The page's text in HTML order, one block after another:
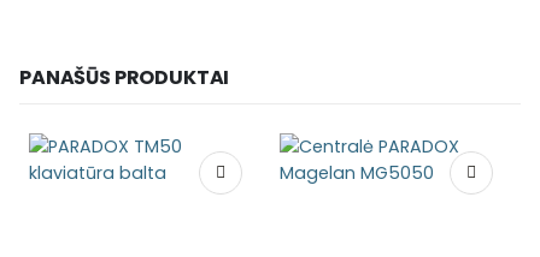
PANAŠŪS PRODUKTAI